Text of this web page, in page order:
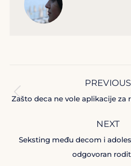
navigation
PREVIOUS
Zašto deca ne vole aplikacije
NEXT
Next
post:
Seksting među decom i
odgovoran